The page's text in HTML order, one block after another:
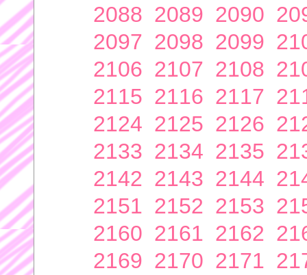
2088 2089 2090
2097 2098 2099
2106 2107 2108
2115 2116 2117
2124 2125 2126
2133 2134 2135
2142 2143 2144
2151 2152 2153
2160 2161 2162
2169 2170 2171